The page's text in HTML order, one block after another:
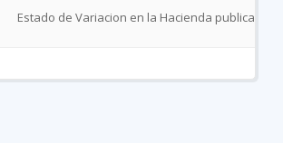
Estado de Variacion en la Hacienda publica